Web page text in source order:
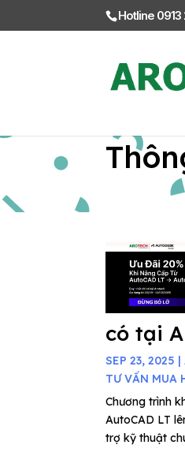
Hotline
có tại
SEP 23, 2025 |
TƯ VẤN MUA
Chương trình
AutoCAD LT
trợ kỹ thuật